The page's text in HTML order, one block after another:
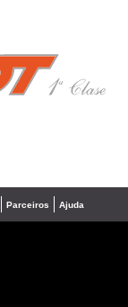
❯
Parceiros Ajuda